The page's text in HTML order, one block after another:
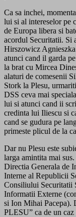
Ca sa inchei,
lui si al intereselor pe
de Europa libera si
acordul Securitatii. Si
Hirszowicz
atunci cand il garda
la brat cu Mircea
alaturi de comesenii
Stork la Plesu,
DSS ceva mai
lui si atunci cand ii
credinta lui Iliescu si
cand se gudura pe
primeste plicul de la
Dar nu Plesu este
larga amintita mai
Directia Generala de
Interne al Republicii
Consiliului Securitatii
Informatii Externe
si Ion Mihai Pacepa).
PLESU” ca de un